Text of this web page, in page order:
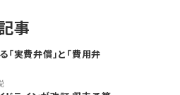
事
「実費弁償」と「費用弁